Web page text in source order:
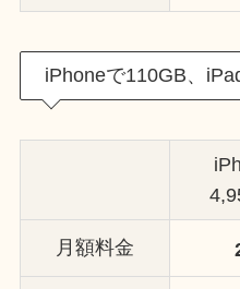
iPhoneで110GB、
月額料金